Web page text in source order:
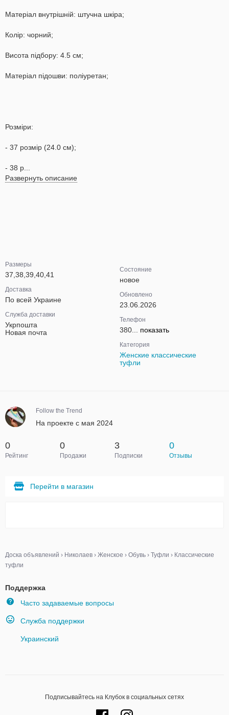
Матеріал внутрішній: штучна шкіра;
Колір: чорний;
Висота підбору: 4.5 см;
Матеріал підошви: поліуретан;
Розміри:
- 37 розмір (24.0 см);
- 38 р...
Развернуть описание
Размеры
37,38,39,40,41
Доставка
По всей Украине
Служба доставки
Укрпошта
Новая почта
Состояние
новое
Обновлено
23.06.2026
Телефон
380... показать
Категория
Женские классические
туфли
Follow the Trend
На проекте с мая 2024
0
Рейтинг
0
Продажи
3
Подписки
0
Отзывы
Перейти в магазин
Доска объявлений › Николаев › Женское › Обувь › Туфли › Классические
туфли
Поддержка
Часто задаваемые вопросы
Служба поддержки
Украинский
Подписывайтесь на Клубок в социальных сетях